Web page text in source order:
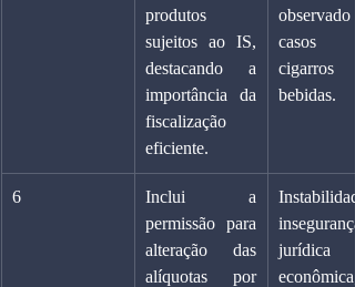
produtos
sujeitos ao IS,
destacando a
importância da
fiscalização
eficiente.
observado
casos
bebidas.
6
Inclui a
permissão para
alteração das
alíquotas por
insegurança
econômica;